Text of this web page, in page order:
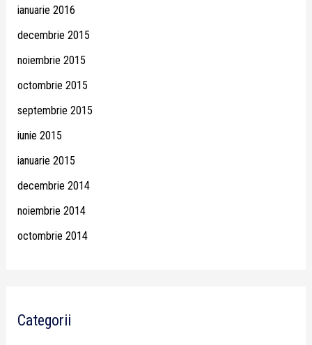
ianuarie 2016
decembrie 2015
noiembrie 2015
octombrie 2015
septembrie 2015
iunie 2015
ianuarie 2015
decembrie 2014
noiembrie 2014
octombrie 2014
Categorii